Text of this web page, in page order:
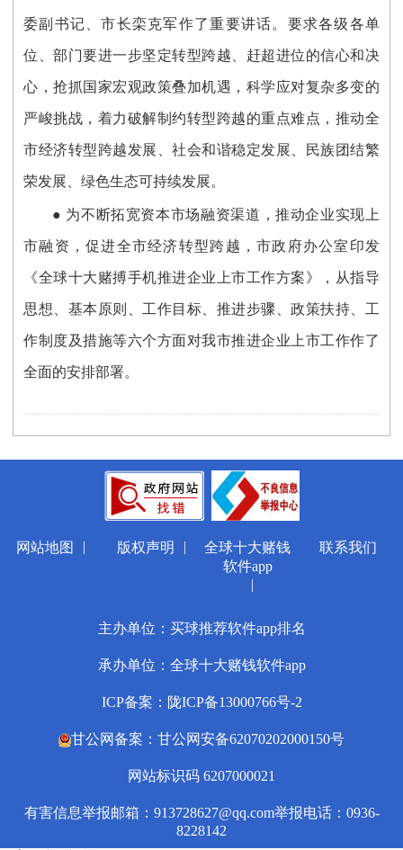
委副书记、市长栾克军作了重要讲话。要求各级各单
位、部门要进一步坚定转型跨越、赶超进位的信心和决
心，抢抓国家宏观政策叠加机遇，科学应对复杂多变的
严峻挑战，着力破解制约转型跨越的重点难点，推动全
市经济转型跨越发展、社会和谐稳定发展、民族团结繁
荣发展、绿色生态可持续发展。
● 为不断拓宽资本市场融资渠道，推动企业实现上
市融资，促进全市经济转型跨越，市政府办公室印发
《全球十大赌搏手机推进企业上市工作方案》，从指导
思想、基本原则、工作目标、推进步骤、政策扶持、工
作制度及措施等六个方面对我市推进企业上市工作作了
全面的安排部署。
网站地图 | 版权声明 |
全球十大赌钱
软件app
|
联系我们
主办单位：买球推荐软件app排名
承办单位：全球十大赌钱软件app
ICP备案：陇ICP备13000766号-2
甘公网备案：甘公网安备62070202000150号
网站标识码 6207000021
有害信息举报邮箱： 913728627@qq.com举报电话：0936-
8228142